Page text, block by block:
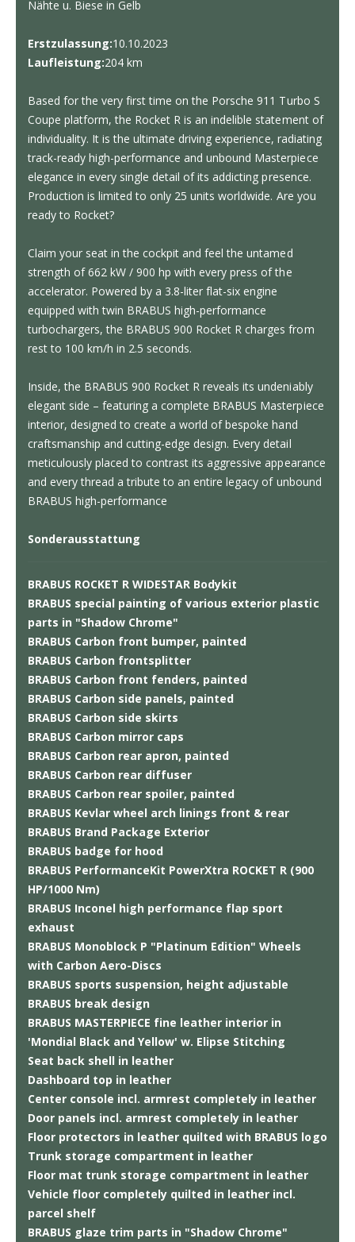
Nähte u. Biese in Gelb
Erstzulassung:10.10.2023
Laufleistung:204 km
Based for the very first time on the Porsche 911 Turbo S
Coupe platform, the Rocket R is an indelible statement of
individuality. It is the ultimate driving experience, radiating
track-ready high-performance and unbound Masterpiece
elegance in every single detail of its addicting presence.
Production is limited to only 25 units worldwide. Are you
ready to Rocket?
Claim your seat in the cockpit and feel the untamed
strength of 662 kW / 900 hp with every press of the
accelerator. Powered by a 3.8-liter flat-six engine
equipped with twin BRABUS high-performance
turbochargers, the BRABUS 900 Rocket R charges from
rest to 100 km/h in 2.5 seconds.
Inside, the BRABUS 900 Rocket R reveals its undeniably
elegant side – featuring a complete BRABUS Masterpiece
interior, designed to create a world of bespoke hand
craftsmanship and cutting-edge design. Every detail
meticulously placed to contrast its aggressive appearance
and every thread a tribute to an entire legacy of unbound
BRABUS high-performance
Sonderausstattung
BRABUS ROCKET R WIDESTAR Bodykit
BRABUS special painting of various exterior plastic
parts in "Shadow Chrome"
BRABUS Carbon front bumper, painted
BRABUS Carbon frontsplitter
BRABUS Carbon front fenders, painted
BRABUS Carbon side panels, painted
BRABUS Carbon side skirts
BRABUS Carbon mirror caps
BRABUS Carbon rear apron, painted
BRABUS Carbon rear diffuser
BRABUS Carbon rear spoiler, painted
BRABUS Kevlar wheel arch linings front & rear
BRABUS Brand Package Exterior
BRABUS badge for hood
BRABUS PerformanceKit PowerXtra ROCKET R (900
HP/1000 Nm)
BRABUS Inconel high performance flap sport
exhaust
BRABUS Monoblock P "Platinum Edition" Wheels
with Carbon Aero-Discs
BRABUS sports suspension, height adjustable
BRABUS break design
BRABUS MASTERPIECE fine leather interior in
'Mondial Black and Yellow' w. Elipse Stitching
Seat back shell in leather
Dashboard top in leather
Center console incl. armrest completely in leather
Door panels incl. armrest completely in leather
Floor protectors in leather quilted with BRABUS logo
Trunk storage compartment in leather
Floor mat trunk storage compartment in leather
Vehicle floor completely quilted in leather incl.
parcel shelf
BRABUS glaze trim parts in "Shadow Chrome"